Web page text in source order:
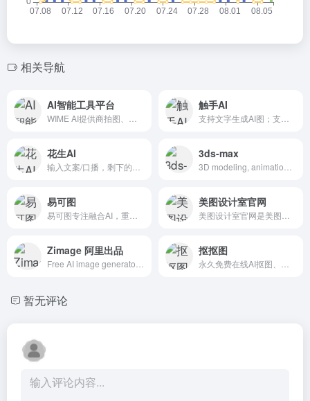
相关导航
AI智能工具平台 触手AI
花生AI 3ds-max
易可图 美图设计室官网
Zimage 阿里出品 抠抠图
暂无评论